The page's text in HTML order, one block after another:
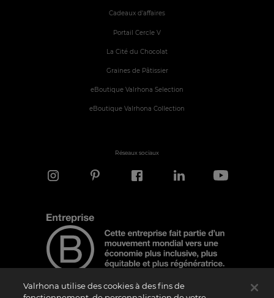
Cadeaux d'affaires
Portail Cercle V
La Cité du Chocolat
Graines de Pâtissier
eBoutique Valrhona Selection
eBoutique Valrhona Collection
Réseaux sociaux
Valrhona utilise des cookies à des fins de